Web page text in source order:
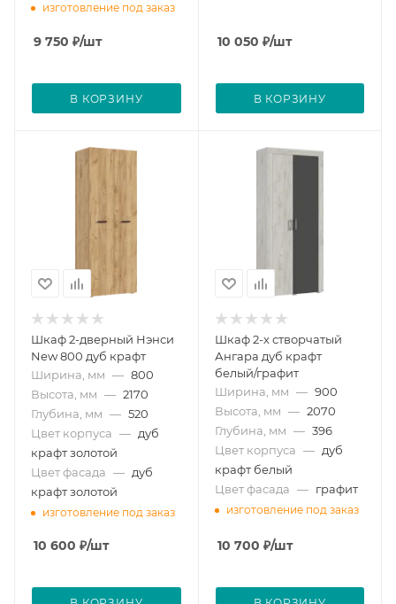
изготовление под заказ
9 750 ₽/шт
В КОРЗИНУ
10 050 ₽/шт
В КОРЗИНУ
Шкаф 2-дверный Нэнси
New 800 дуб крафт
Ширина, мм — 800
Высота, мм — 2170
Глубина, мм — 520
Цвет корпуса — дуб
крафт золотой
Цвет фасада — дуб
крафт золотой
изготовление под заказ
10 600 ₽/шт
Шкаф 2-х створчатый
Ангара дуб крафт
белый/графит
Ширина, мм — 900
Высота, мм — 2070
Глубина, мм — 396
Цвет корпуса — дуб
крафт белый
Цвет фасада — графит
изготовление под заказ
10 700 ₽/шт